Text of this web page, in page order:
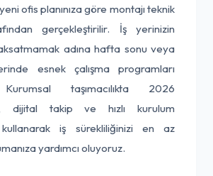
ofis planınıza göre montajı teknik
gerçekleştirilir. İş yerinizin
adına hafta sonu veya
esnek çalışma programları
taşımacılıkta 2026
dijital takip ve hızlı kurulum
kullanarak iş sürekliliğinizi en az
yardımcı oluyoruz.